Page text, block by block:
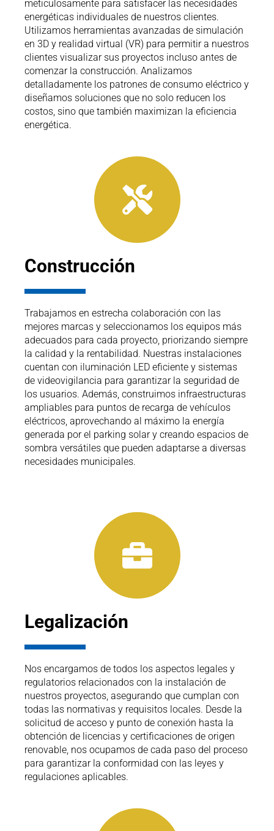
meticulosamente para satisfacer las necesidades
energéticas individuales de nuestros clientes.
Utilizamos herramientas avanzadas de simulación
en 3D y realidad virtual (VR) para permitir a nuestros
clientes visualizar sus proyectos incluso antes de
comenzar la construcción. Analizamos
detalladamente los patrones de consumo eléctrico y
diseñamos soluciones que no solo reducen los
costos, sino que también maximizan la eficiencia
energética.
Construcción
Trabajamos en estrecha colaboración con las
mejores marcas y seleccionamos los equipos más
adecuados para cada proyecto, priorizando siempre
la calidad y la rentabilidad. Nuestras instalaciones
cuentan con iluminación LED eficiente y sistemas
de videovigilancia para garantizar la seguridad de
los usuarios. Además, construimos infraestructuras
ampliables para puntos de recarga de vehículos
eléctricos, aprovechando al máximo la energía
generada por el parking solar y creando espacios de
sombra versátiles que pueden adaptarse a diversas
necesidades municipales.
Legalización
Nos encargamos de todos los aspectos legales y
regulatorios relacionados con la instalación de
nuestros proyectos, asegurando que cumplan con
todas las normativas y requisitos locales. Desde la
solicitud de acceso y punto de conexión hasta la
obtención de licencias y certificaciones de origen
renovable, nos ocupamos de cada paso del proceso
para garantizar la conformidad con las leyes y
regulaciones aplicables.